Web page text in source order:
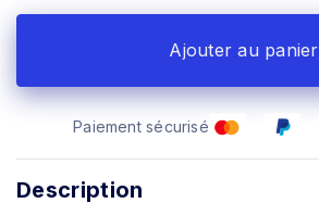
Ajouter au panier
Paiement sécurisé
Description